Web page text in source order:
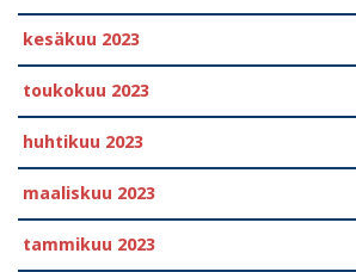
kesäkuu 2023
toukokuu 2023
huhtikuu 2023
maaliskuu 2023
tammikuu 2023